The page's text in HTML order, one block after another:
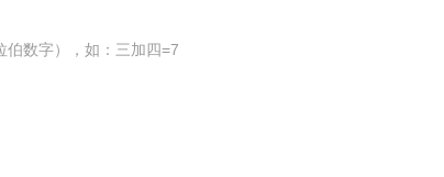
伯数字），如：三加四=7